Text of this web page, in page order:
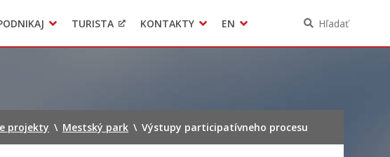
Pomoc pre Ukrajinu
Ochrana osobných údajov
3D model mesta Banská Bystrica
TURISTA KONTAKTY EN
Contact
Hľadať
projekty \ Mestský park \ Výstupy participatívneho procesu